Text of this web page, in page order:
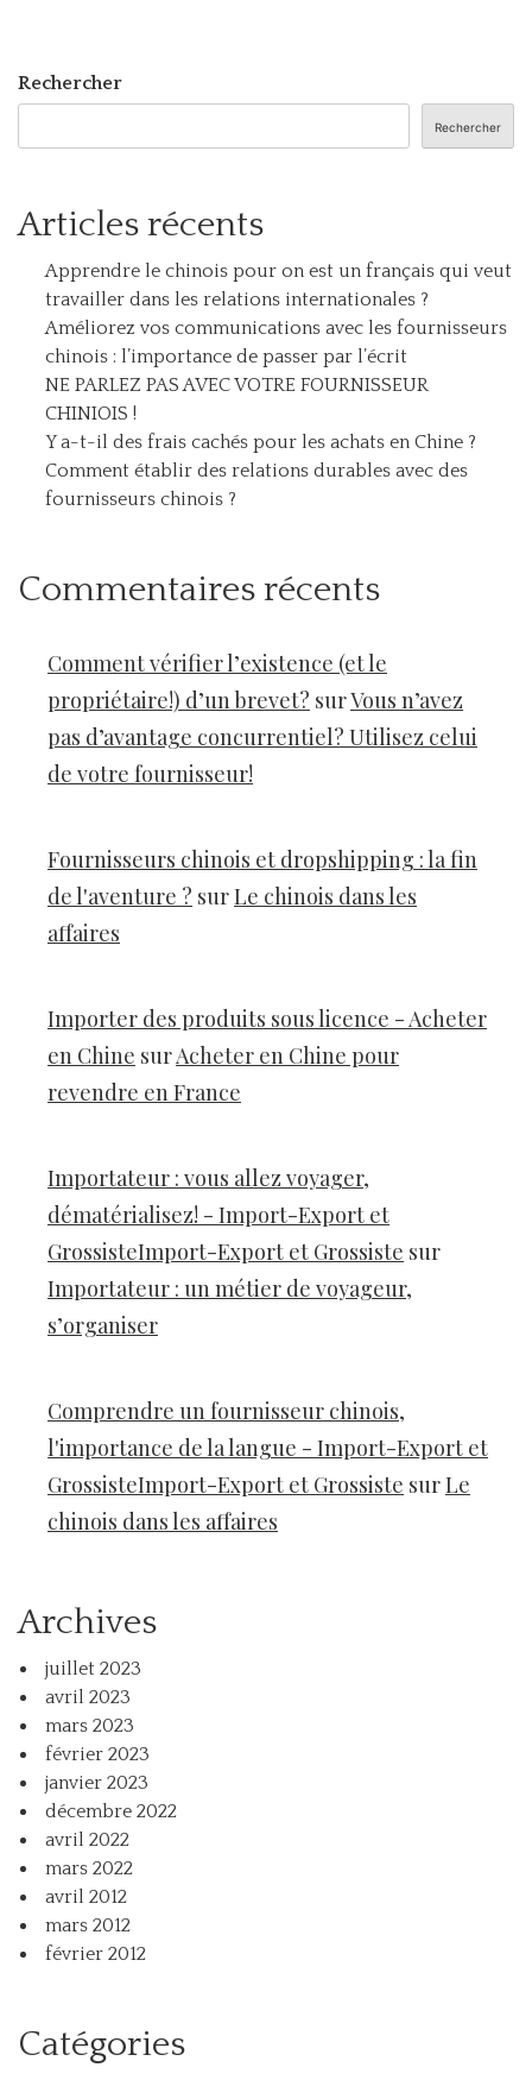
Rechercher
Rechercher
Articles récents
Apprendre le chinois pour on est un français qui veut
travailler dans les relations internationales ?
Améliorez vos communications avec les fournisseurs
chinois : l’importance de passer par l’écrit
NE PARLEZ PAS AVEC VOTRE FOURNISSEUR
CHINIOIS !
Y a-t-il des frais cachés pour les achats en Chine ?
Comment établir des relations durables avec des
fournisseurs chinois ?
Commentaires récents
Comment vérifier l’existence (et le
propriétaire!) d’un brevet? surVous n’avez
pas d’avantage concurrentiel? Utilisez celui
de votre fournisseur!
Fournisseurs chinois et dropshipping : la fin
de l'aventure ? surLe chinois dans les
affaires
Importer des produits sous licence - Acheter
en Chine surAcheter en Chine pour
revendre en France
Importateur : vous allez voyager,
dématérialisez! - Import-Export et
GrossisteImport-Export et Grossiste sur
Importateur : un métier de voyageur,
s’organiser
Comprendre un fournisseur chinois,
l'importance de la langue - Import-Export et
GrossisteImport-Export et Grossiste surLe
chinois dans les affaires
Archives
juillet 2023
avril 2023
mars 2023
février 2023
janvier 2023
décembre 2022
avril 2022
mars 2022
avril 2012
mars 2012
février 2012
Catégories